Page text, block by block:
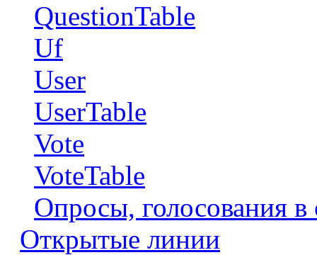
QuestionTable
Uf
User
UserTable
Vote
VoteTable
Опросы, голосования в
Открытые линии